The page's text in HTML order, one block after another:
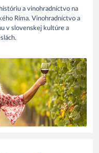
a vinohradníctvo na
Ríma. Vinohradníctvo a
v slovenskej kultúre a